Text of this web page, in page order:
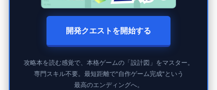
開発クエストを開始する
攻略本を読む感覚で、本格ゲームの「設計図」をマスター。
専門スキル不要。最短距離で"自作ゲーム完成"という
最高のエンディングへ。